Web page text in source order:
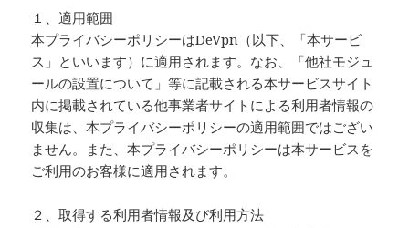
１、適用範囲
本プライバシーポリシーはDeVpn（以下、「本サービ
ス」といいます）に適用されます。なお、「他社モジュ
ールの設置について」等に記載される本サービスサイト
内に掲載されている他事業者サイトによる利用者情報の
収集は、本プライバシーポリシーの適用範囲ではござい
ません。また、本プライバシーポリシーは本サービスを
ご利用のお客様に適用されます。
２、取得する利用者情報及び利用方法